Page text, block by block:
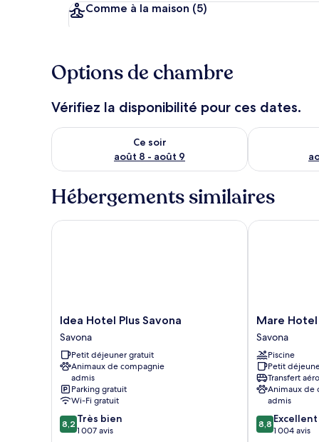
Comme à la maison (5)
Options de chambre
Vérifiez la disponibilité pour ces dates.
Ce soir
août 8 - août 9
Vérifier la disponibilité pour ce soir août 8 - août 9
Vérifier la
Hébergements similaires
Idea
Hotel
Plus
Savona
Savona
Idea Hotel Plus Savona
Savona
Petit déjeuner gratuit
Animaux de compagnie
admis
Parking gratuit
Wi-Fi gratuit
8.2
sur
8,2 Très bien
1 007 avis
Idea Hotel Plus Savona
Mare
Hotel
Savona
Mare Hotel
Savona
Piscine
Petit
Transfert
Animaux de
admis
8.8
sur
8,8 Excellent
1 004 avis
Mare Hotel